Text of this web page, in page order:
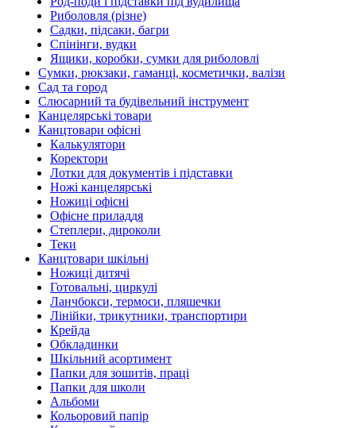
Риболовля (різне)
Садки, підсаки, багри
Спінінги, вудки
Ящики, коробки, сумки для риболовлі
Сумки, рюкзаки, гаманці, косметички, валізи
Сад та город
Слюсарний та будівельний інструмент
Канцелярські товари
Канцтовари офісні
Калькулятори
Коректори
Лотки для документів і підставки
Ножі канцелярські
Ножиці офісні
Офісне приладдя
Степлери, дироколи
Теки
Канцтовари шкільні
Ножиці дитячі
Готовальні, циркулі
Ланчбокси, термоси, пляшечки
Лінійки, трикутники, транспортири
Крейда
Обкладинки
Шкільний асортимент
Папки для зошитів, праці
Папки для школи
Альбоми
Кольоровий папір